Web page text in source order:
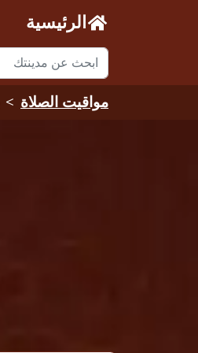
الرئيسية
مواقيت الصلاة